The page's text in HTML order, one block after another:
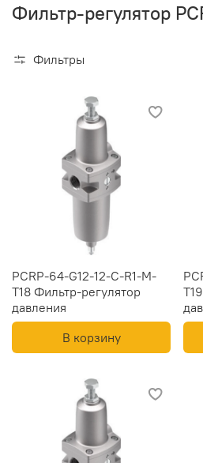
Фильтр-регулятор
Фильтры
PCRP-64-G12-12-C-R1-M-
T18 Фильтр-регулятор
давления
В корзину